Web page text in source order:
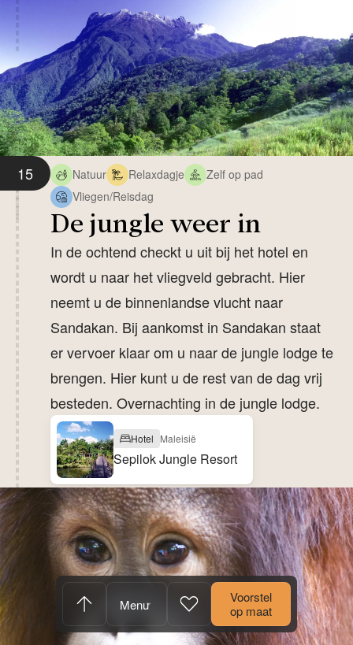
15 Natuur Relaxdagje
Zelf op pad
Vliegen/Reisdag
De jungle weer in
In de ochtend checkt u uit bij het hotel en
wordt u naar het vliegveld gebracht. Hier
neemt u de binnenlandse vlucht naar
Sandakan. Bij aankomst in Sandakan staat
er vervoer klaar om u naar de jungle lodge te
brengen. Hier kunt u de rest van de dag vrij
besteden. Overnachting in de jungle lodge.
Hotel Maleisië
Sepilok Jungle Resort
Menu
Voorstel
op maat